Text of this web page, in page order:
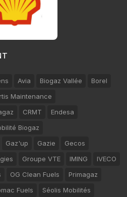
Avia Biogaz Vallée
Borel
Maintenance
CRMT
Endesa
Biogaz
Gaz'up Gazie
Gecos
Groupe VTE IMING
IVECO
OG Clean Fuels
Primagaz
Fuels Séolis Mobilités